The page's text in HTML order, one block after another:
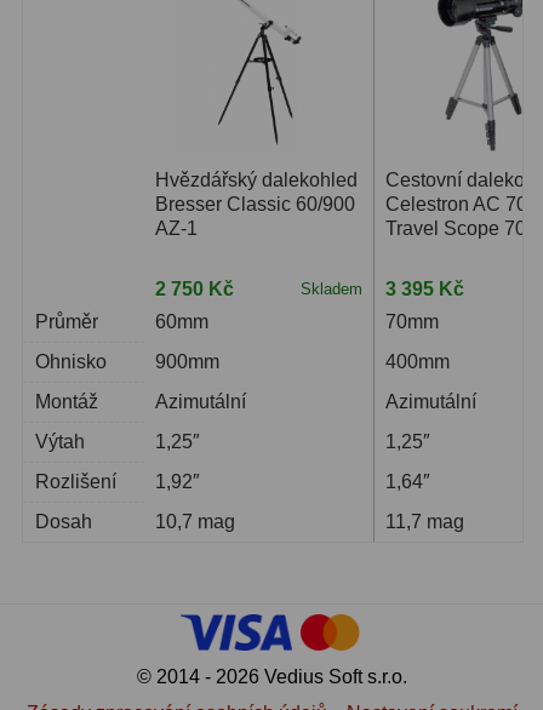
Teploměry a vlhkoměry
Průměr
Ohnisko
Montáž
Výtah
Rozlišení
Dosah
Hvězdářský dalekohled
Bresser Classic 60/900
AZ-1
2 750 Kč Skladem
60mm
900mm
Azimutální
1,25″
1,92″
10,7 mag
Cestovní
Celestron AC 70/
Travel Scope 70
3 395 Kč
70mm
400mm
Azimutální
1,25″
1,64″
11,7 mag
© 2014 - 2026 Vedius Soft s.r.o.